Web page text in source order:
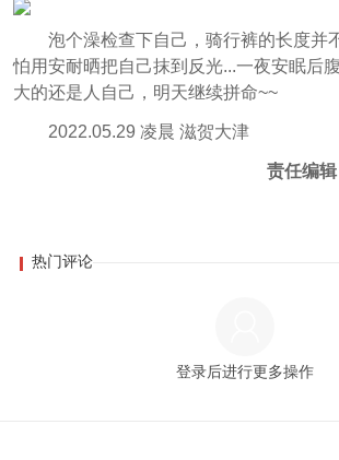
泡个澡检查下自己，骑行裤的长度
怕用安耐晒把自己抹到反光...一夜安眠后
大的还是人自己，明天继续拼命~~
2022.05.29 凌晨 滋贺大津
责任编
热门评论
登录后进行更多操作